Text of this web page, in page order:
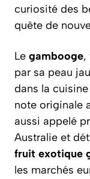
curiosité des
quête de
Le gambooge,
par sa peau
dans la
note originale
aussi appelé
Australie et
fruit exotique
les marchés